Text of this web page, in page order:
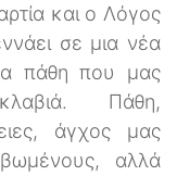
και ο Λόγος
σε μια νέα
πάθη που μας
Πάθη,
άγχος μας
αλλά